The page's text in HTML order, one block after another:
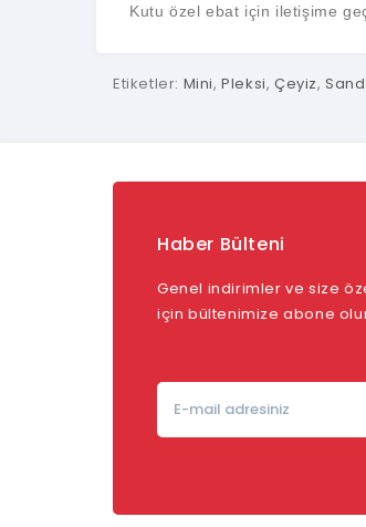
Kutu özel ebat için iletişime
Etiketler: Mini,Pleksi,Çeyiz,
Haber Bülteni
Genel indirimler ve size
için bültenimize abone